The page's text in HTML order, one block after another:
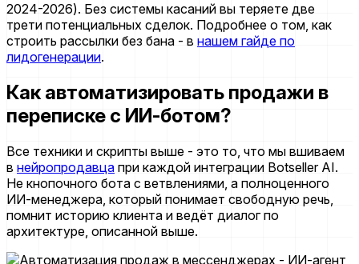
2024-2026). Без системы касаний вы теряете две
трети потенциальных сделок. Подробнее о том, как
строить рассылки без бана - в нашем гайде по
лидогенерации.
Как автоматизировать продажи в
переписке с ИИ-ботом?
Все техники и скрипты выше - это то, что мы вшиваем
в нейропродавца при каждой интеграции Botseller AI.
Не кнопочного бота с ветвлениями, а полноценного
ИИ-менеджера, который понимает свободную речь,
помнит историю клиента и ведёт диалог по
архитектуре, описанной выше.